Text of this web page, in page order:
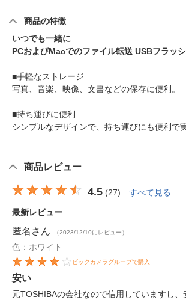
商品の特徴
いつでも一緒に
PCおよびMacでのファイル転送 USBフラッシ
■手軽なストレージ
写真、音楽、映像、文書などの保存に便利。
■持ち運びに便利
シンプルなデザインで、持ち運びにも便利で
商品レビュー
4.5 (27) すべて見る
最新レビュー
匿名 さん （2023/12/10にレビュー）
色：ホワイト
ビックカメラグループで購入
安い
元TOSHIBAの会社なので信用していますし、